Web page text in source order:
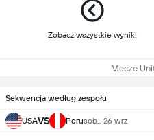
Zobacz wszystkie wyniki
Mecze
Sekwencja według zespołu
USAVS Perusob., 26 wrz